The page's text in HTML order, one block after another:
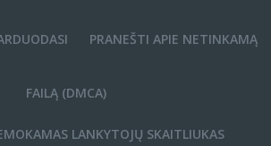
PRANEŠTI APIE NETINKAMĄ
FAILĄ (DMCA)